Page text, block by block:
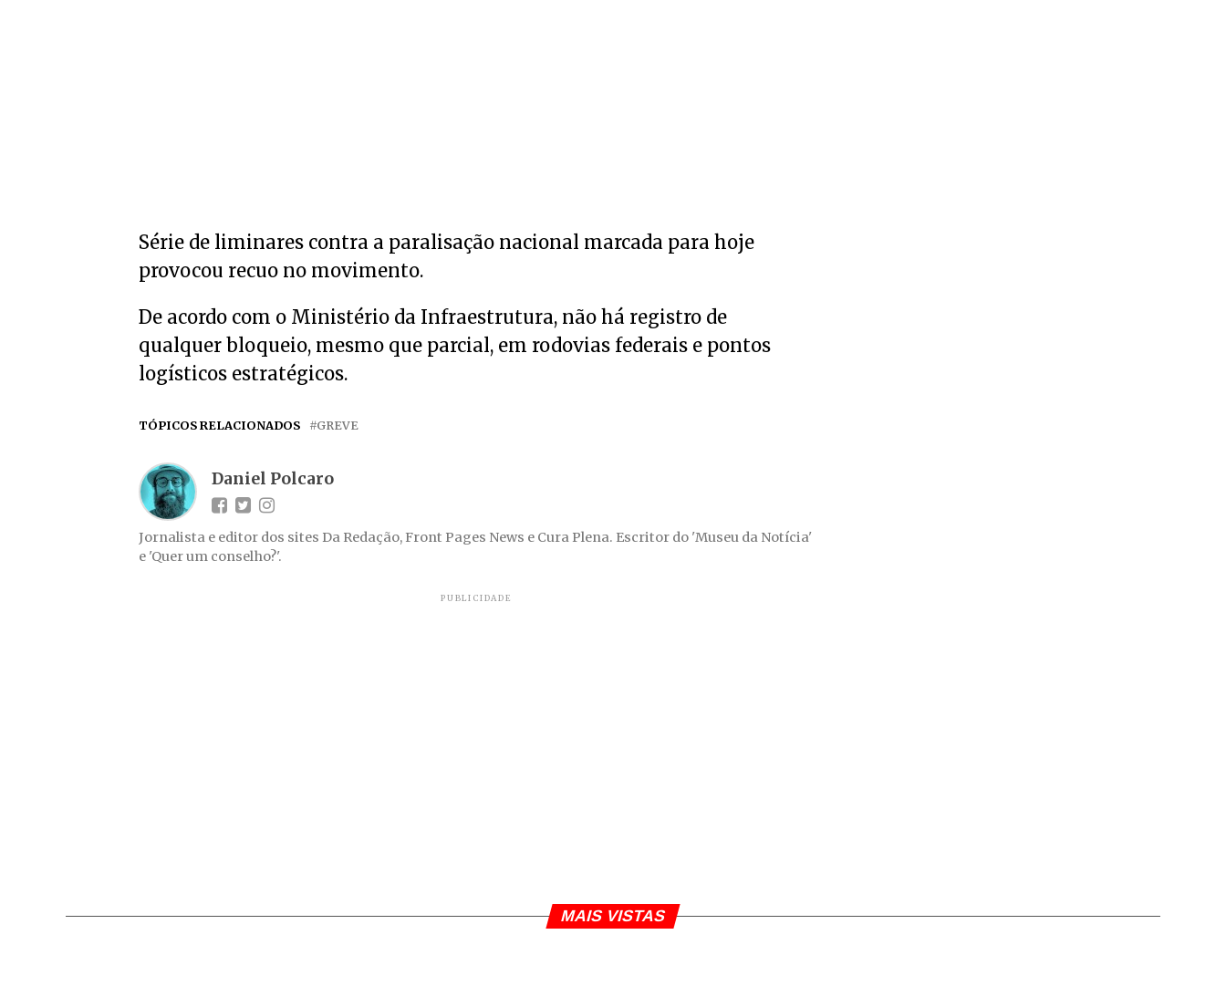
Série de liminares contra a paralisação nacional marcada para hoje
provocou recuo no movimento.
De acordo com o Ministério da Infraestrutura, não há registro de
qualquer bloqueio, mesmo que parcial, em rodovias federais e pontos
logísticos estratégicos.
TÓPICOS RELACIONADOS GREVE
Daniel Polcaro
Jornalista e editor dos sites Da Redação, Front Pages News e Cura Plena. Escritor do 'Museu da Notícia'
e 'Quer um conselho?'.
PUBLICIDADE
MAIS VISTAS